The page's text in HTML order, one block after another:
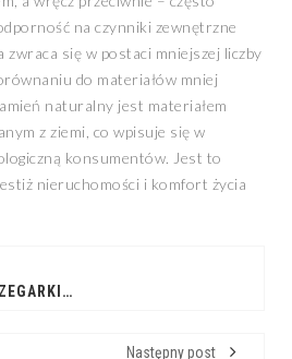
na czynniki zewnętrzne
zwraca się w postaci mniejszej liczby
do materiałów mniej
naturalny jest materiałem
z ziemi, co wpisuje się w
konsumentów. Jest to
nieruchomości i komfort życia
INWESTOWANIE W ZEGARKI: CZY WARTO?
Następny post